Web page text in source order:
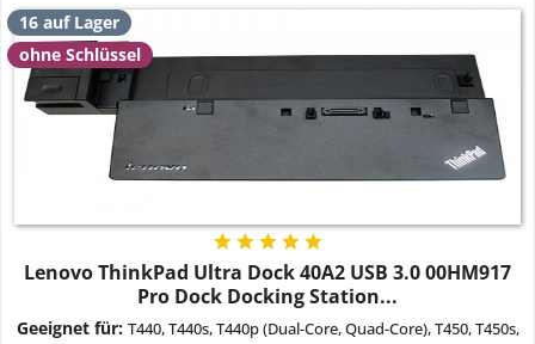
16 auf Lager
ohne Schlüssel
Lenovo ThinkPad Ultra Dock 40A2 USB 3.0 00HM917
Pro Dock Docking Station...
Geeignet für: T440, T440s, T440p (Dual-Core, Quad-Core), T450, T450s,